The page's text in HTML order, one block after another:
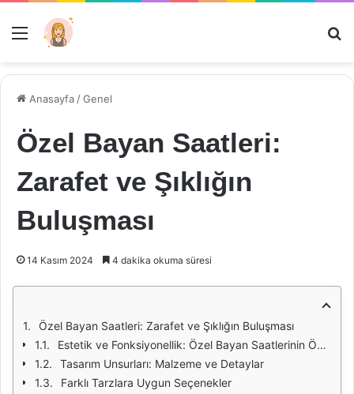
Menü
Anasayfa /Genel
Özel Bayan Saatleri:
Zarafet ve Şıklığın
Buluşması
14 Kasım 2024 4 dakika okuma süresi
Özel Bayan Saatleri: Zarafet ve Şıklığın Buluşması
Estetik ve Fonksiyonellik: Özel Bayan Saatlerinin Önemi
Tasarım Unsurları: Malzeme ve Detaylar
Farklı Tarzlara Uygun Seçenekler